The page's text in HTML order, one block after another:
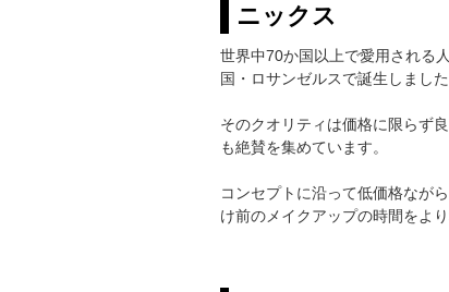
ニックス
世界中70か国以上で愛用される
国・ロサンゼルスで誕生しました
そのクオリティは価格に限らず
も絶賛を集めています。
コンセプトに沿って低価格なが
け前のメイクアップの時間をよ